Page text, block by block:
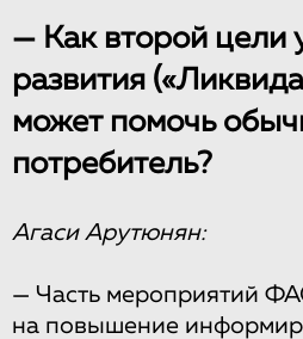
— Как второй цели
развития
может помочь
потребитель?
Агаси Арутюнян:
— Часть мероприятий
на повышение